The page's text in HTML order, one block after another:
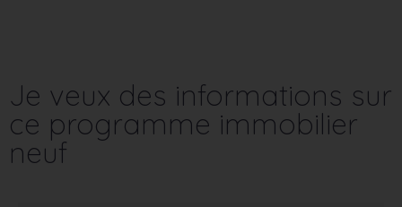
Je veux des informations sur
ce programme immobilier
neuf